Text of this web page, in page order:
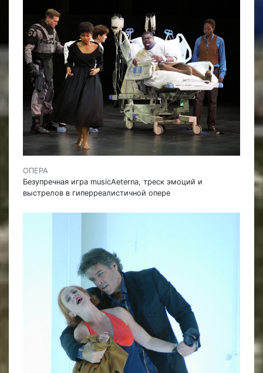
ОПЕРА
Безупречная игра musicAeterna, треск эмоций и
выстрелов в гиперреалистичной опере